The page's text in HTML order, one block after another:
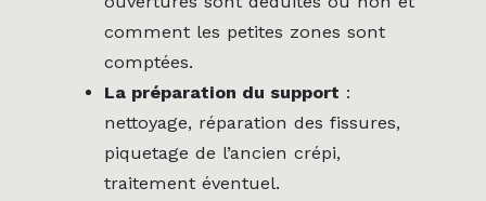
comment les petites zones sont
comptées.
La préparation du support :
nettoyage, réparation des fissures,
piquetage de l’ancien crépi,
traitement éventuel.